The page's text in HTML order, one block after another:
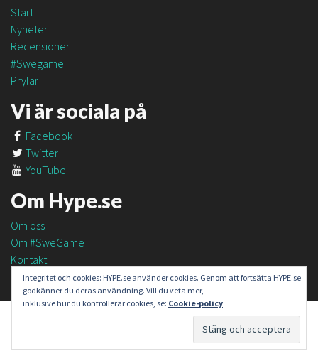
Start
Nyheter
Recensioner
#Swegame
Prylar
Vi är sociala på
Facebook
Twitter
YouTube
Om Hype.se
Om oss
Om #SweGame
Kontakt
Integritet och cookies: HYPE.se använder cookies. Genom att fortsätta HYPE.se
godkänner du deras användning. Vill du veta mer,
inklusive hur du kontrollerar cookies, se: Cookie-policy